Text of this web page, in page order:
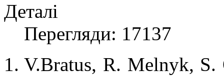
Деталі
Перегляди: 17137
V.Bratus, R. Melnyk, S.